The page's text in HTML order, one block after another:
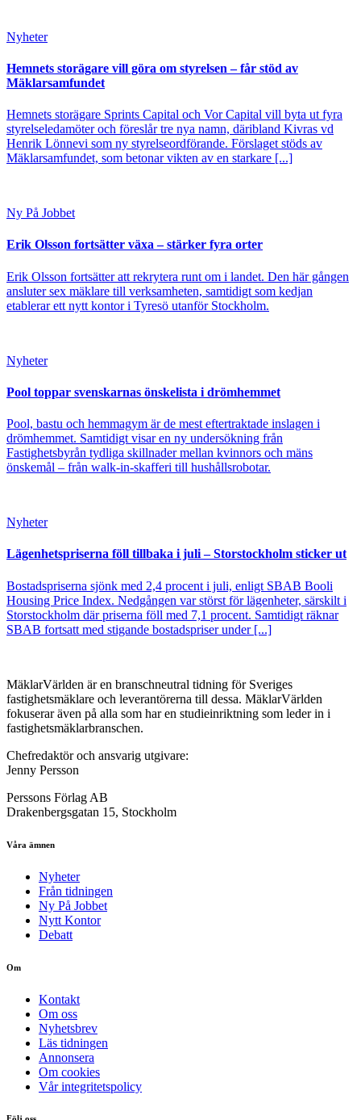
Nyheter
Hemnets storägare vill göra om styrelsen – får stöd av
Mäklarsamfundet
Hemnets storägare Sprints Capital och Vor Capital vill byta ut fyra
styrelseledamöter och föreslår tre nya namn, däribland Kivras vd
Henrik Lönnevi som ny styrelseordförande. Förslaget stöds av
Mäklarsamfundet, som betonar vikten av en starkare [...]
Ny På Jobbet
Erik Olsson fortsätter växa – stärker fyra orter
Erik Olsson fortsätter att rekrytera runt om i landet. Den här gången
ansluter sex mäklare till verksamheten, samtidigt som kedjan
etablerar ett nytt kontor i Tyresö utanför Stockholm.
Nyheter
Pool toppar svenskarnas önskelista i drömhemmet
Pool, bastu och hemmagym är de mest eftertraktade inslagen i
drömhemmet. Samtidigt visar en ny undersökning från
Fastighetsbyrån tydliga skillnader mellan kvinnors och mäns
önskemål – från walk-in-skafferi till hushållsrobotar.
Nyheter
Lägenhetspriserna föll tillbaka i juli – Storstockholm sticker ut
Bostadspriserna sjönk med 2,4 procent i juli, enligt SBAB Booli
Housing Price Index. Nedgången var störst för lägenheter, särskilt i
Storstockholm där priserna föll med 7,1 procent. Samtidigt räknar
SBAB fortsatt med stigande bostadspriser under [...]
MäklarVärlden är en branschneutral tidning för Sveriges
fastighetsmäklare och leverantörerna till dessa. MäklarVärlden
fokuserar även på alla som har en studieinriktning som leder in i
fastighetsmäklarbranschen.
Chefredaktör och ansvarig utgivare:
Jenny Persson
Perssons Förlag AB
Drakenbergsgatan 15, Stockholm
Våra ämnen
Nyheter
Från tidningen
Ny På Jobbet
Nytt Kontor
Debatt
Om
Kontakt
Om oss
Nyhetsbrev
Läs tidningen
Annonsera
Om cookies
Vår integritetspolicy